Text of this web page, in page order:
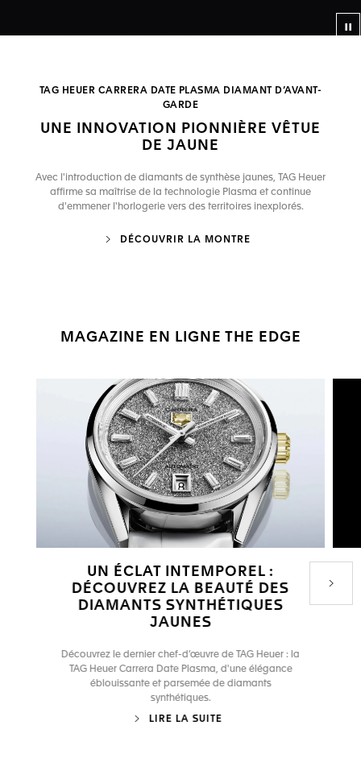
TAG HEUER CARRERA DATE PLASMA DIAMANT D’AVANT-
GARDE
UNE INNOVATION PIONNIÈRE VÊTUE
DE JAUNE
Avec l'introduction de diamants de synthèse jaunes, TAG Heuer
affirme sa maîtrise de la technologie Plasma et continue
d'emmener l'horlogerie vers des territoires inexplorés.
DÉCOUVRIR LA MONTRE
MAGAZINE EN LIGNE THE EDGE
UN ÉCLAT INTEMPOREL :
DÉCOUVREZ LA BEAUTÉ DES
DIAMANTS SYNTHÉTIQUES
JAUNES
Découvrez le dernier chef-d’œuvre de TAG Heuer : la
TAG Heuer Carrera Date Plasma, d'une élégance
éblouissante et parsemée de diamants
synthétiques.
LIRE LA SUITE